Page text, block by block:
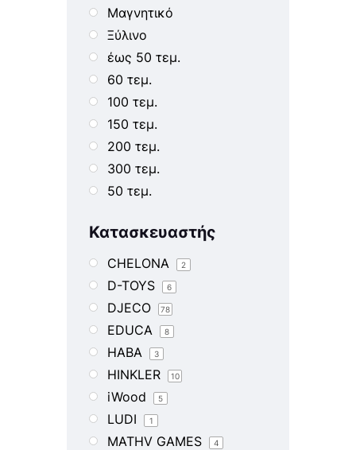
Μαγνητικό
Ξύλινο
έως 50 τεμ.
60 τεμ.
100 τεμ.
150 τεμ.
200 τεμ.
300 τεμ.
50 τεμ.
Δαπέδου
Ταξιδίου
Κατασκευαστής
CHELONA 2
D-TOYS 6
DJECO 78
EDUCA 8
HABA 3
HINKLER 10
iWood 5
LUDI 1
MATHV GAMES 4